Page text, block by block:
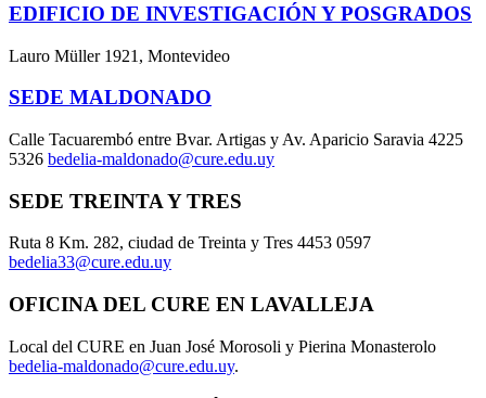
EDIFICIO DE INVESTIGACIÓN Y POSGRADOS
Lauro Müller 1921, Montevideo
SEDE MALDONADO
Calle Tacuarembó entre Bvar. Artigas y Av. Aparicio Saravia 4225
5326 bedelia-maldonado@cure.edu.uy
SEDE TREINTA Y TRES
Ruta 8 Km. 282, ciudad de Treinta y Tres 4453 0597
bedelia33@cure.edu.uy
OFICINA DEL CURE EN LAVALLEJA
Local del CURE en Juan José Morosoli y Pierina Monasterolo
bedelia-maldonado@cure.edu.uy.